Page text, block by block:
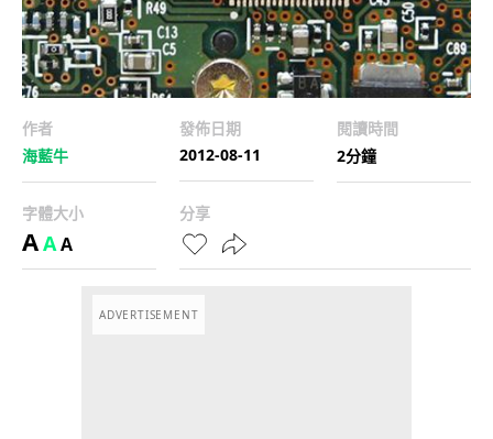
作者
海藍牛
發佈日期
2012-08-11
閱讀時間
2分鐘
字體大小
AAA
分享
ADVERTISEMENT